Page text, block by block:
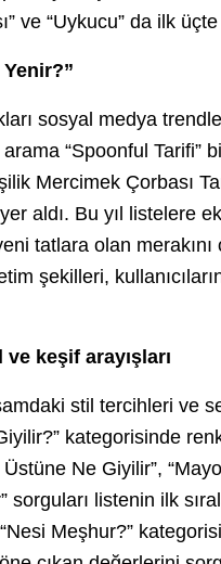
ve “Uykucu” da ilk
sosyal medya
“Spoonful Tarifi”
Mercimek Çorbası
aldı. Bu yıl listelere
tatlara olan
şekilleri,
keşif arayışları
stil tercihleri ve
kategorisinde
Ne Giyilir”,
sorguları listenin ilk
Meşhur?”